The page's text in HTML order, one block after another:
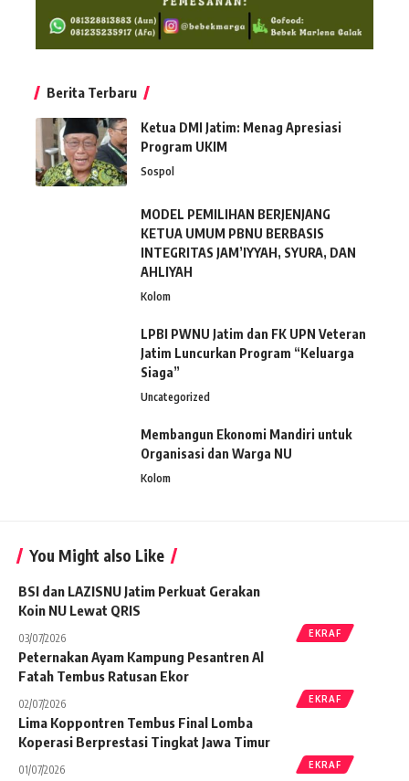
Berita Terbaru
Ketua DMI Jatim: Menag Apresiasi
Program UKIM
Sospol
MODEL PEMILIHAN BERJENJANG
KETUA UMUM PBNU BERBASIS
INTEGRITAS JAM’IYYAH, SYURA, DAN
AHLIYAH
Kolom
LPBI PWNU Jatim dan FK UPN Veteran
Jatim Luncurkan Program “Keluarga
Siaga”
Uncategorized
Membangun Ekonomi Mandiri untuk
Organisasi dan Warga NU
Kolom
You Might also Like
EKRAF
BSI dan LAZISNU Jatim Perkuat Gerakan
Koin NU Lewat QRIS
03/07/2026
EKRAF
Peternakan Ayam Kampung Pesantren Al
Fatah Tembus Ratusan Ekor
02/07/2026
EKRAF
Lima Koppontren Tembus Final Lomba
Koperasi Berprestasi Tingkat Jawa Timur
01/07/2026